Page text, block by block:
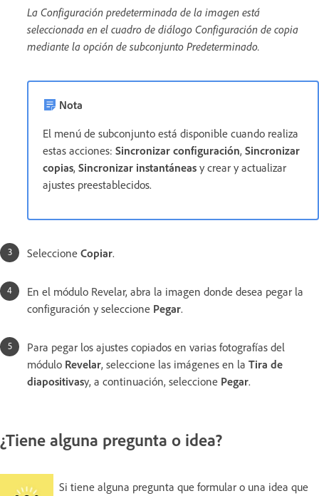
La Configuración predeterminada de la imagen está
seleccionada en el cuadro de diálogo Configuración de copia
mediante la opción de subconjunto Predeterminado.
Nota
El menú de subconjunto está disponible cuando realiza
estas acciones: Sincronizar configuración, Sincronizar
copias, Sincronizar instantáneas y crear y actualizar
ajustes preestablecidos.
Seleccione Copiar.
En el módulo Revelar, abra la imagen donde desea pegar la
configuración y seleccione Pegar.
Para pegar los ajustes copiados en varias fotografías del
módulo Revelar, seleccione las imágenes en la Tira de
diapositivasy, a continuación, seleccione Pegar.
¿Tiene alguna pregunta o idea?
Si tiene alguna pregunta que formular o una idea que